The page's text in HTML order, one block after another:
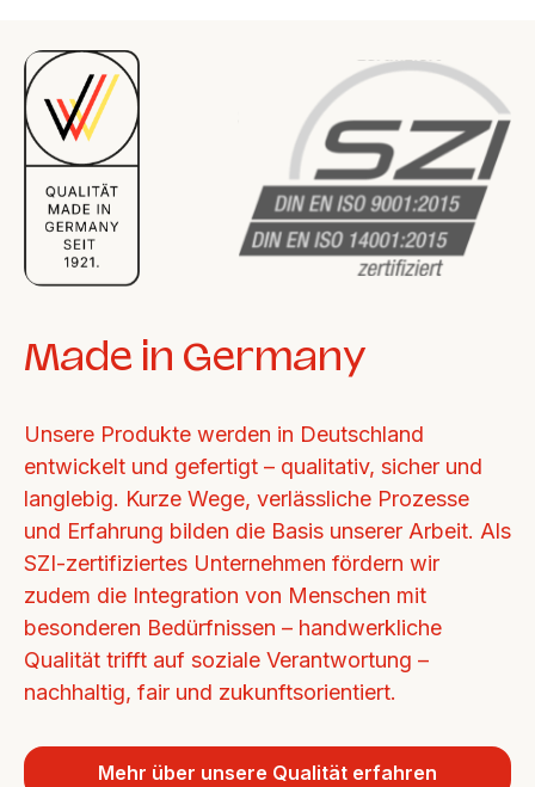
Made in Germany
Unsere Produkte werden in Deutschland
entwickelt und gefertigt – qualitativ, sicher und
langlebig. Kurze Wege, verlässliche Prozesse
und Erfahrung bilden die Basis unserer Arbeit. Als
SZI-zertifiziertes Unternehmen fördern wir
zudem die Integration von Menschen mit
besonderen Bedürfnissen – handwerkliche
Qualität trifft auf soziale Verantwortung –
nachhaltig, fair und zukunftsorientiert.
Mehr über unsere Qualität erfahren